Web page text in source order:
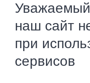
Уважаемый
наш сайт
при
сервисов